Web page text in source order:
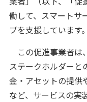
働して、スマートサ
プを支援しています。
この促進事業者は
ステークホルダーと
金・アセットの提供
など、サービスの実